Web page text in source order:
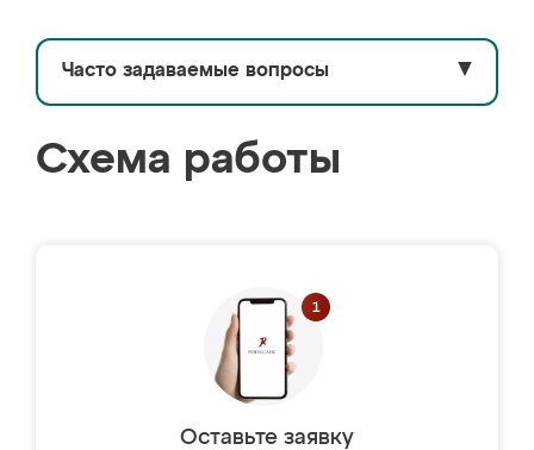
Часто задаваемые вопросы ▼
Схема работы
Оставьте заявку